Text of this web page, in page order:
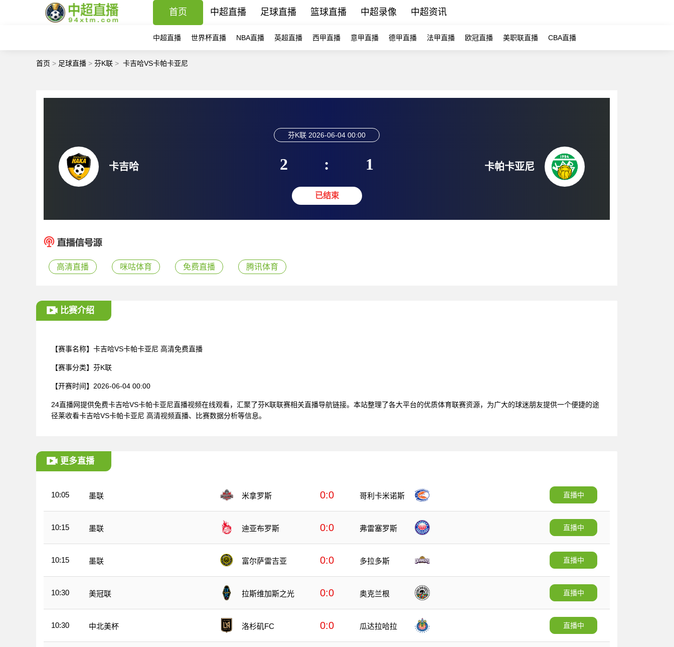
首页 中超直播 足球直播 篮球直播 中超录像 中超资讯
中超直播 世界杯直播 NBA直播 英超直播 西甲直播 意甲直播 德甲直播 法甲直播 欧冠直播 美职联直播 CBA直播
首页 > 足球直播 > 芬K联 > 卡吉哈VS卡帕卡亚尼
卡吉哈
芬K联 2026-06-04 00:00
2 : 1
已结束
卡帕卡亚尼
高清直播 咪咕体育 免费直播 腾讯体育
比赛介绍
【赛事名称】 卡吉哈VS卡帕卡亚尼 高清免费直播
【赛事分类】 芬K联
【开赛时间】 2026-06-04 00:00
24直播网提供免费卡吉哈VS卡帕卡亚尼直播视频在线观看，汇聚了芬K联联赛相关直播导航链接。本站整理了各大平台的优质体育联赛资源，为广大的球迷朋友提供一个便捷的途
径莱收看卡吉哈VS卡帕卡亚尼 高清视频直播、比赛数据分析等信息。
更多直播
10:05 墨联 米拿罗斯 0:0 哥利卡米诺斯 直播中
10:15 墨联 迪亚布罗斯 0:0 弗雷塞罗斯 直播中
10:15 墨联 富尔萨雷吉亚 0:0 多拉多斯 直播中
10:30 美冠联 拉斯维加斯之光 0:0 奥克兰根 直播中
10:30 中北美杯 洛杉矶FC 0:0 瓜达拉哈拉 直播中